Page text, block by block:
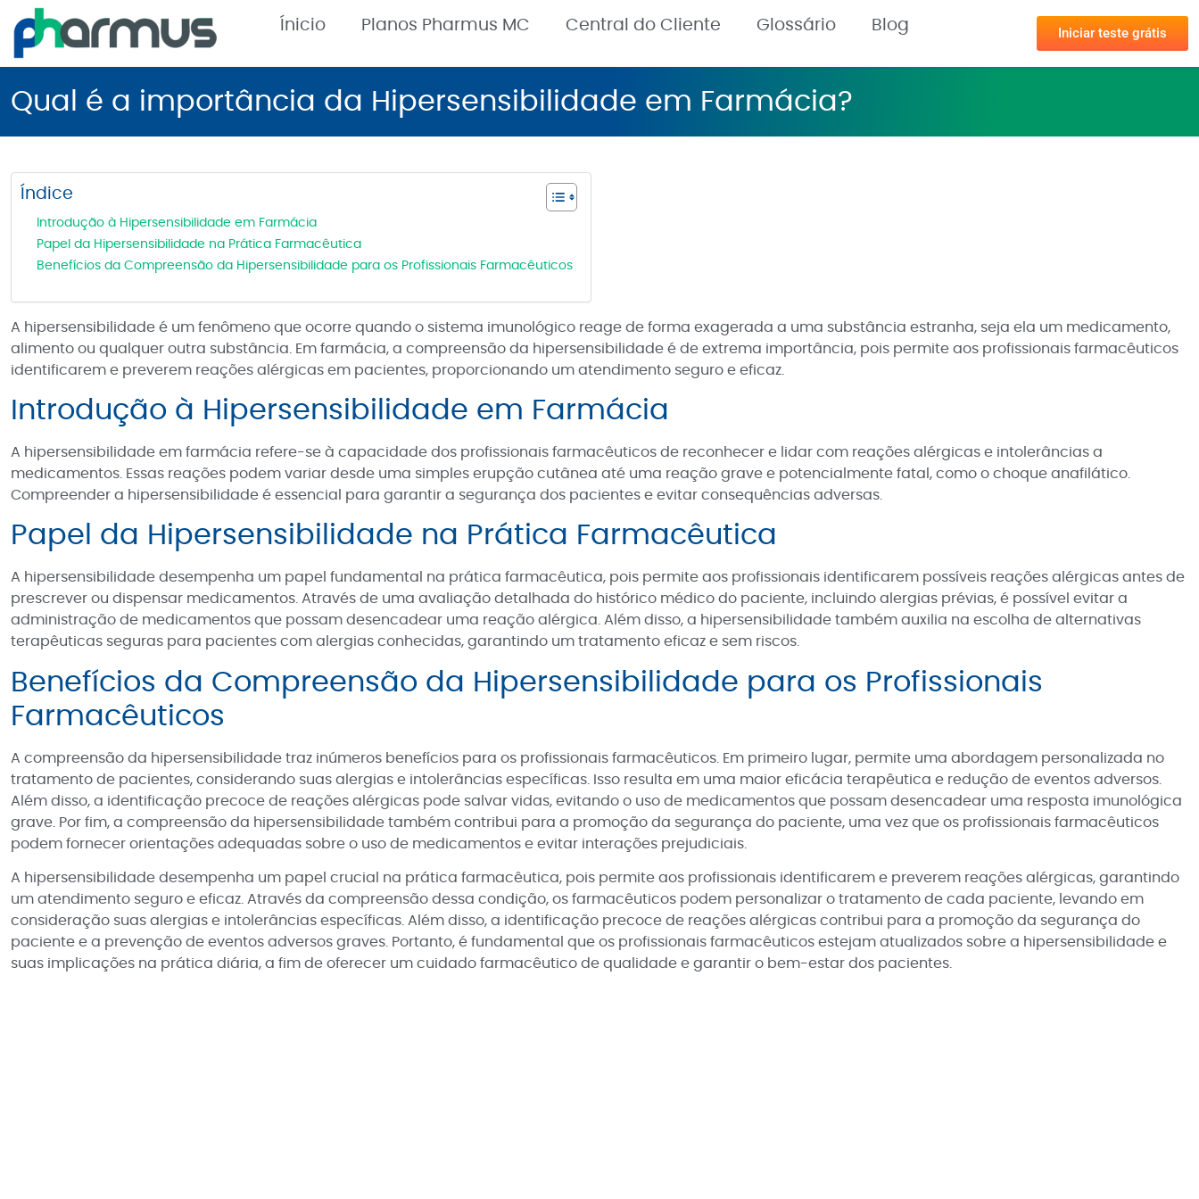
Ínicio Planos Pharmus MC Central do Cliente Glossário Blog Iniciar teste grátis
Qual é a importância da Hipersensibilidade em Farmácia?
Índice
Introdução à Hipersensibilidade em Farmácia
Papel da Hipersensibilidade na Prática Farmacêutica
Benefícios da Compreensão da Hipersensibilidade para os Profissionais Farmacêuticos
A hipersensibilidade é um fenômeno que ocorre quando o sistema imunológico reage de forma exagerada a uma substância estranha, seja ela um medicamento,
alimento ou qualquer outra substância. Em farmácia, a compreensão da hipersensibilidade é de extrema importância, pois permite aos profissionais farmacêuticos
identificarem e preverem reações alérgicas em pacientes, proporcionando um atendimento seguro e eficaz.
Introdução à Hipersensibilidade em Farmácia
A hipersensibilidade em farmácia refere-se à capacidade dos profissionais farmacêuticos de reconhecer e lidar com reações alérgicas e intolerâncias a
medicamentos. Essas reações podem variar desde uma simples erupção cutânea até uma reação grave e potencialmente fatal, como o choque anafilático.
Compreender a hipersensibilidade é essencial para garantir a segurança dos pacientes e evitar consequências adversas.
Papel da Hipersensibilidade na Prática Farmacêutica
A hipersensibilidade desempenha um papel fundamental na prática farmacêutica, pois permite aos profissionais identificarem possíveis reações alérgicas antes de
prescrever ou dispensar medicamentos. Através de uma avaliação detalhada do histórico médico do paciente, incluindo alergias prévias, é possível evitar a
administração de medicamentos que possam desencadear uma reação alérgica. Além disso, a hipersensibilidade também auxilia na escolha de alternativas
terapêuticas seguras para pacientes com alergias conhecidas, garantindo um tratamento eficaz e sem riscos.
Benefícios da Compreensão da Hipersensibilidade para os Profissionais
Farmacêuticos
A compreensão da hipersensibilidade traz inúmeros benefícios para os profissionais farmacêuticos. Em primeiro lugar, permite uma abordagem personalizada no
tratamento de pacientes, considerando suas alergias e intolerâncias específicas. Isso resulta em uma maior eficácia terapêutica e redução de eventos adversos.
Além disso, a identificação precoce de reações alérgicas pode salvar vidas, evitando o uso de medicamentos que possam desencadear uma resposta imunológica
grave. Por fim, a compreensão da hipersensibilidade também contribui para a promoção da segurança do paciente, uma vez que os profissionais farmacêuticos
podem fornecer orientações adequadas sobre o uso de medicamentos e evitar interações prejudiciais.
A hipersensibilidade desempenha um papel crucial na prática farmacêutica, pois permite aos profissionais identificarem e preverem reações alérgicas, garantindo
um atendimento seguro e eficaz. Através da compreensão dessa condição, os farmacêuticos podem personalizar o tratamento de cada paciente, levando em
consideração suas alergias e intolerâncias específicas. Além disso, a identificação precoce de reações alérgicas contribui para a promoção da segurança do
paciente e a prevenção de eventos adversos graves. Portanto, é fundamental que os profissionais farmacêuticos estejam atualizados sobre a hipersensibilidade e
suas implicações na prática diária, a fim de oferecer um cuidado farmacêutico de qualidade e garantir o bem-estar dos pacientes.